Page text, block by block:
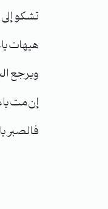
تشكو
هيهات
ويرجع
إن مت يا
فالصبر